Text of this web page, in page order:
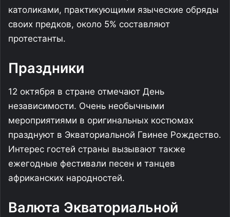
католиками, практикующими языческие обряды
своих предков, около 5% составляют
протестанты.
Праздники
12 октября в стране отмечают День
независимости. Очень необычными
мероприятиями в оригинальных костюмах
празднуют в Экваториальной Гвинее Рoждество.
Интерес гостей страны вызывают также
ежегодные фестивали песен и танцев
африканских народностей.
Валюта Экваториальной